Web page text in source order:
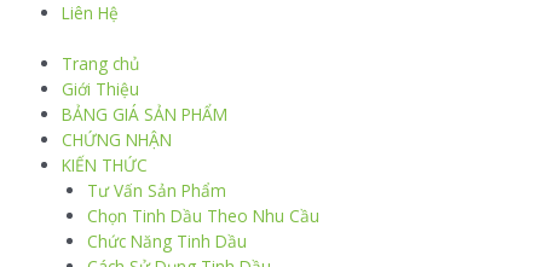
Liên Hệ
Trang chủ
Giới Thiệu
BẢNG GIÁ SẢN PHẨM
CHỨNG NHẬN
KIẾN THỨC
Tư Vấn Sản Phẩm
Chọn Tinh Dầu Theo Nhu Cầu
Chức Năng Tinh Dầu